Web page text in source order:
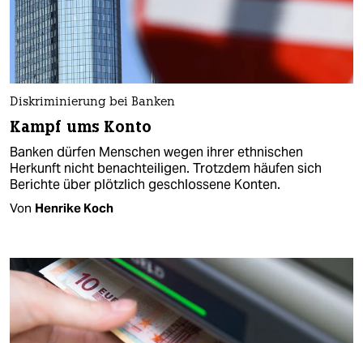
Diskriminierung bei Banken
Kampf ums Konto
Banken dürfen Menschen wegen ihrer ethnischen
Herkunft nicht benachteiligen. Trotzdem häufen sich
Berichte über plötzlich geschlossene Konten.
Von Henrike Koch